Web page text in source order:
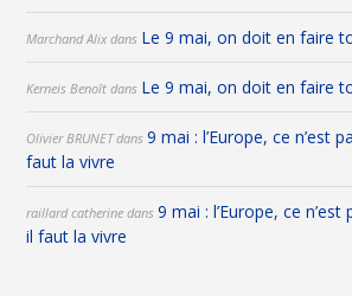
Marchand Alix dans Le 9 mai, on doit en faire
Kerneis Benoît dans Le 9 mai, on doit en faire
Olivier BRUNETdans9 mai : l’Europe, ce n’est
faut la vivre
raillard catherine dans9 mai : l’Europe, ce
il faut la vivre